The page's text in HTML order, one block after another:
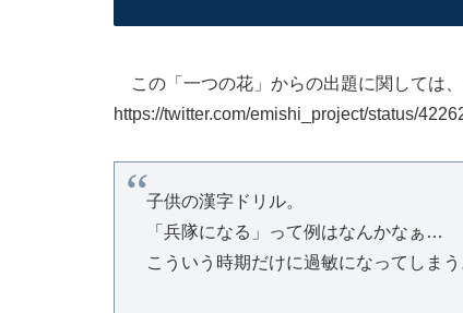
この「一つの花」からの出題に関しては
https://twitter.com/emishi_project/status/
子供の漢字ドリル。
「兵隊になる」って例はなんかなぁ…
こういう時期だけに過敏になってしまう